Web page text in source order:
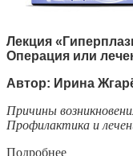
Лекция
Операция или
Автор: Ирина
Причины
Профилактика и
Подробнее